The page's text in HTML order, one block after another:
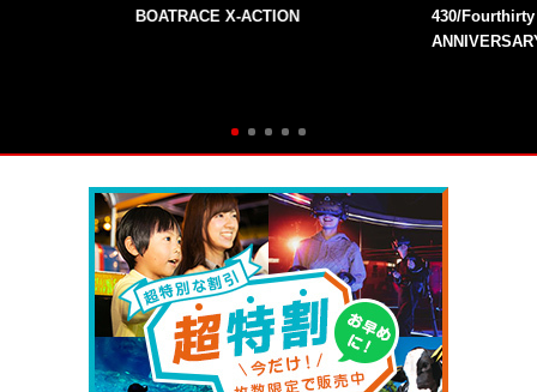
BOATRACE X-ACTION
430/